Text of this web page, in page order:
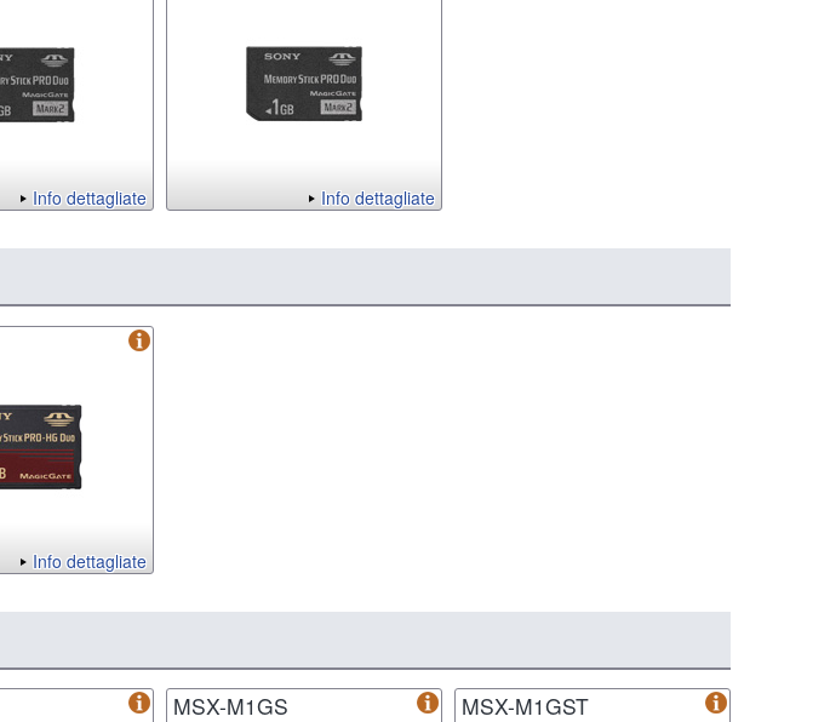
Info dettagliate Info dettagliate
Info dettagliate
MSX-M1GS MSX-M1GST